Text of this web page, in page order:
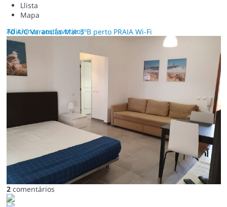
Llista
Mapa
T0 A/C Varandas Mar 3ºB perto PRAIA Wi-Fi
Adicionar aos favoritos
2comentários